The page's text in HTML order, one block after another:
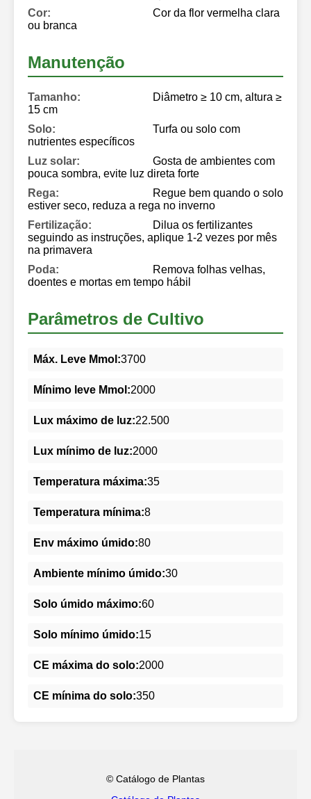
Cor:
Cor da flor vermelha clara
ou branca
Manutenção
Tamanho:
Diâmetro ≥ 10 cm, altura ≥
15 cm
Solo:
Turfa ou solo com
nutrientes específicos
Luz solar:
Gosta de ambientes com
pouca sombra, evite luz direta forte
Rega:
Regue bem quando o solo
estiver seco, reduza a rega no inverno
Fertilização:
Dilua os fertilizantes
seguindo as instruções, aplique 1-2 vezes por mês
na primavera
Poda:
Remova folhas velhas,
doentes e mortas em tempo hábil
Parâmetros de Cultivo
Máx. Leve Mmol:3700
Mínimo leve Mmol:2000
Lux máximo de luz:22.500
Lux mínimo de luz:2000
Temperatura máxima:35
Temperatura mínima:8
Env máximo úmido:80
Ambiente mínimo úmido:30
Solo úmido máximo:60
Solo mínimo úmido:15
CE máxima do solo:2000
CE mínima do solo:350
© Catálogo de Plantas